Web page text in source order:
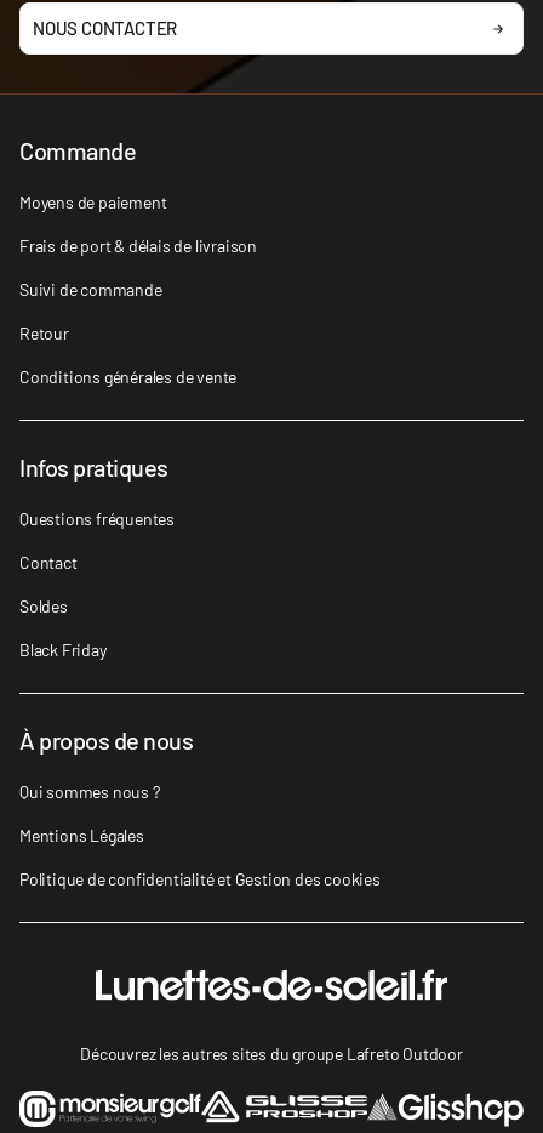
NOUS CONTACTER
Commande
Moyens de paiement
Frais de port & délais de livraison
Suivi de commande
Retour
Conditions générales de vente
Infos pratiques
Questions fréquentes
Contact
Soldes
Black Friday
À propos de nous
Qui sommes nous ?
Mentions Légales
Politique de confidentialité et Gestion des cookies
Découvrez les autres sites du groupe Lafreto Outdoor